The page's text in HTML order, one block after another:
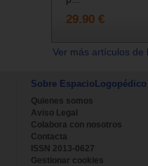
29.90 €
Ver más artículos
Sobre EspacioLogopédico
Quienes somos
Aviso Legal
Colabora con nosotros
Contacta
ISSN 2013-0627
Gestionar cookies